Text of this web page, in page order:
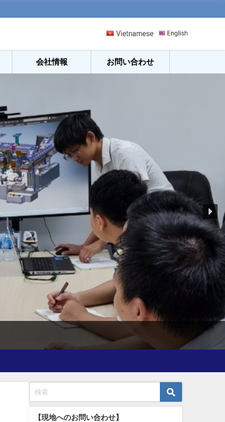
会社情報 お問い合わせ
【現地へのお問い合わせ】